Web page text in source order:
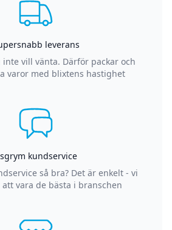
leverans
vill vänta. Därför packar och
varor med blixtens hastighet
kundservice
så bra? Det är enkelt - vi
vara de bästa i branschen